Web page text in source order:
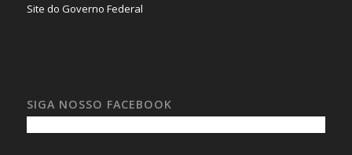
Site do Governo Federal
SIGA NOSSO FACEBOOK